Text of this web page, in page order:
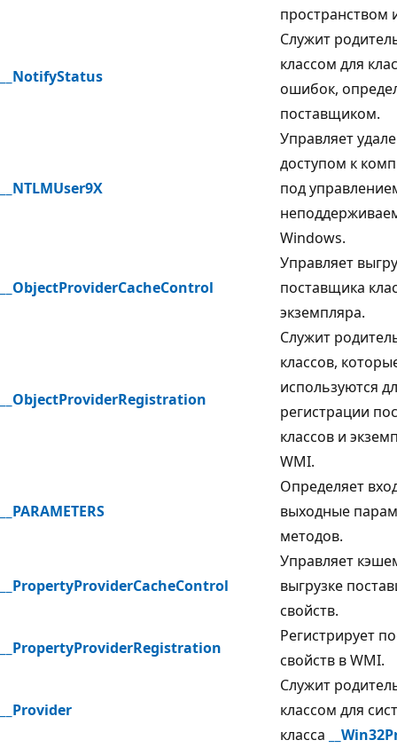
пространством
__NotifyStatus
Служит
классом для
ошибок,
поставщиком.
__NTLMUser9X
Управляет
доступом к
под
Windows.
__ObjectProviderCacheControl
Управляет
поставщика
экземпляра.
__ObjectProviderRegistration
Служит
классов,
используются
регистрации
классов и
WMI.
__PARAMETERS
Определяет
выходные
методов.
__PropertyProviderCacheControl
Управляет
выгрузке
свойств.
__PropertyProviderRegistration
Регистрирует
свойств в WMI.
__Provider
Служит
классом для
класса